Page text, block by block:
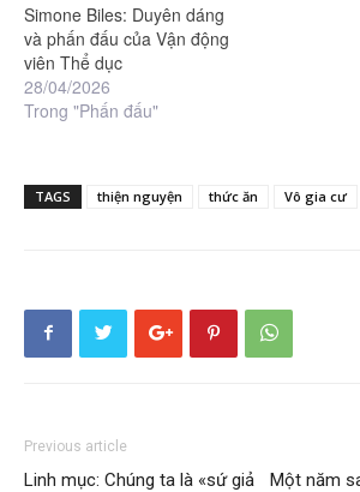
Simone Biles: Duyên dáng
và phấn đấu của Vận động
viên Thể dục
28/04/2026
Trong "Phấn đấu"
TAGS thiện nguyện thức ăn Vô gia cư
Previous article
Linh mục: Chúng ta là «sứ giả
Một năm